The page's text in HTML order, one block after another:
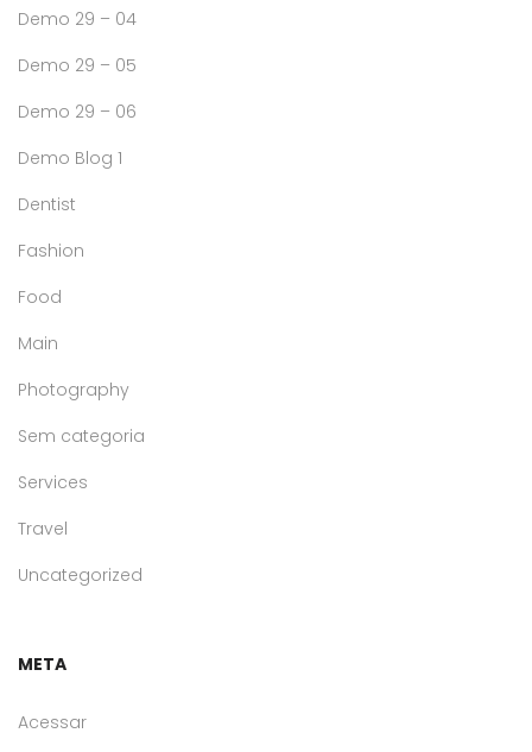
Demo 29 – 04
Demo 29 – 05
Demo 29 – 06
Demo Blog 1
Dentist
Fashion
Food
Main
Photography
Sem categoria
Services
Travel
Uncategorized
META
Acessar